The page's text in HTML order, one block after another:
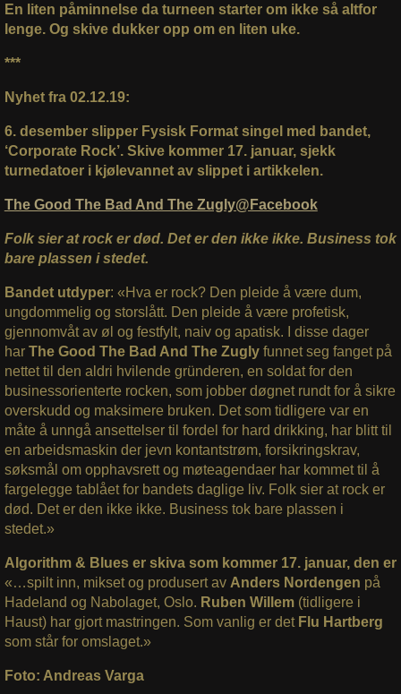
En liten påminnelse da turneen starter om ikke så altfor
lenge. Og skive dukker opp om en liten uke.
***
Nyhet fra 02.12.19:
6. desember slipper Fysisk Format singel med bandet,
‘Corporate Rock’. Skive kommer 17. januar, sjekk
turnedatoer i kjølevannet av slippet i artikkelen.
The Good The Bad And The Zugly@Facebook
Folk sier at rock er død. Det er den ikke ikke. Business tok
bare plassen i stedet.
Bandet utdyper: «Hva er rock? Den pleide å være dum,
ungdommelig og storslått. Den pleide å være profetisk,
gjennomvåt av øl og festfylt, naiv og apatisk. I disse dager
har The Good The Bad And The Zugly funnet seg fanget på
nettet til den aldri hvilende gründeren, en soldat for den
businessorienterte rocken, som jobber døgnet rundt for å sikre
overskudd og maksimere bruken. Det som tidligere var en
måte å unngå ansettelser til fordel for hard drikking, har blitt til
en arbeidsmaskin der jevn kontantstrøm, forsikringskrav,
søksmål om opphavsrett og møteagendaer har kommet til å
fargelegge tablået for bandets daglige liv. Folk sier at rock er
død. Det er den ikke ikke. Business tok bare plassen i
stedet.»
Algorithm & Blues er skiva som kommer 17. januar, den er
«…spilt inn, mikset og produsert av Anders Nordengen på
Hadeland og Nabolaget, Oslo. Ruben Willem(tidligere i
Haust) har gjort mastringen. Som vanlig er det Flu Hartberg
som står for omslaget.»
Foto: Andreas Varga